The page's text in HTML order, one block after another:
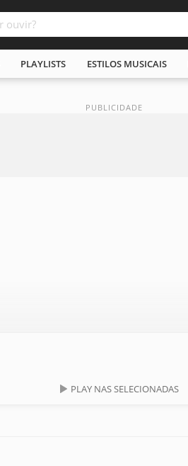
PLAYLISTS ESTILOS MUSICAIS
PLAY NAS SELECIONADAS